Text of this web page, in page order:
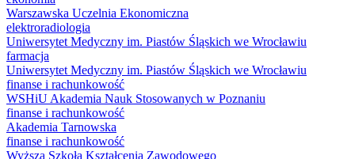
Warszawska Uczelnia Ekonomiczna
elektroradiologia
Uniwersytet Medyczny im. Piastów Śląskich we Wrocławiu
farmacja
Uniwersytet Medyczny im. Piastów Śląskich we Wrocławiu
finanse i rachunkowość
WSHiU Akademia Nauk Stosowanych w Poznaniu
finanse i rachunkowość
Akademia Tarnowska
finanse i rachunkowość
Wyższa Szkoła Kształcenia Zawodowego